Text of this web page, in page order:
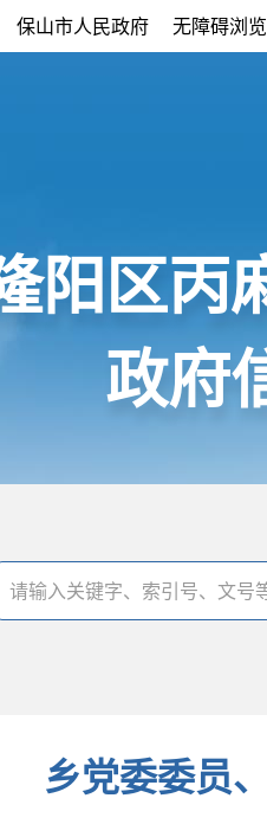
保山市人民政府 无障碍浏览
阳区丙
政府
乡党委委员